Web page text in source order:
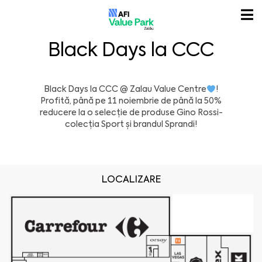
Black Days la CCC
Black Days la CCC @ Zalau Value Centre
!
Profită, până pe 11 noiembrie de până la 50%
reducere la o selecție de produse Gino Rossi-
colecția Sport și brandul Sprandi!
LOCALIZARE